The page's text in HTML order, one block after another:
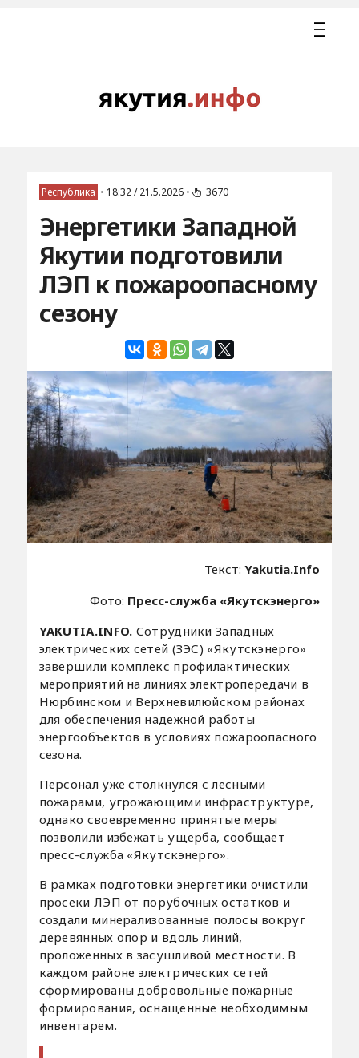
Республика • 18:32 / 21.5.2026 • 3670
Энергетики Западной
Якутии подготовили
ЛЭП к пожароопасному
сезону
Текст:Yakutia.Info
Фото: Пресс-служба «Якутскэнерго»
YAKUTIA.INFO. Сотрудники Западных
электрических сетей (ЗЭС) «Якутскэнерго»
завершили комплекс профилактических
мероприятий на линиях электропередачи в
Нюрбинском и Верхневилюйском районах
для обеспечения надежной работы
энергообъектов в условиях пожароопасного
сезона.
Персонал уже столкнулся с лесными
пожарами, угрожающими инфраструктуре,
однако своевременно принятые меры
позволили избежать ущерба, сообщает
пресс-служба «Якутскэнерго».
В рамках подготовки энергетики очистили
просеки ЛЭП от порубочных остатков и
создали минерализованные полосы вокруг
деревянных опор и вдоль линий,
проложенных в засушливой местности. В
каждом районе электрических сетей
сформированы добровольные пожарные
формирования, оснащенные необходимым
инвентарем.